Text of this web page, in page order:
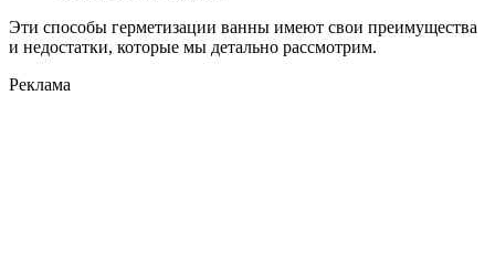
Эти способы герметизации ванны имеют свои преимущества
и недостатки, которые мы детально рассмотрим.
Реклама